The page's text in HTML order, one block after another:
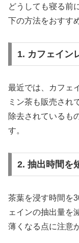
どうしても寝る前
下の方法をおすす
1. カフェイン
最近では、カフェ
ミン茶も販売され
除去されているも
す。
2. 抽出時間を
茶葉を浸す時間を
ェインの抽出量を
薄くなる点に注意